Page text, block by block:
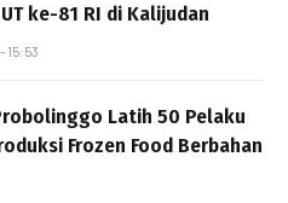
ke-81 RI di Kalijudan
15:53
Latih 50 Pelaku
Frozen Food Berbahan